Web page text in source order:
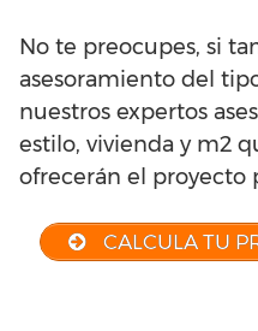
No te preocupes, si
asesoramiento del
nuestros expertos
estilo, vivienda y m2
ofrecerán el proyecto
CALCULA TU